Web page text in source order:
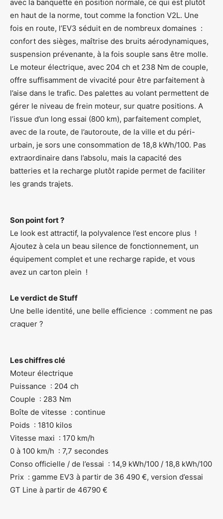
avec la banquette en position normale, ce qui est plutôt
en haut de la norme, tout comme la fonction V2L. Une
fois en route, l’EV3 séduit en de nombreux domaines :
confort des sièges, maîtrise des bruits aérodynamiques,
suspension prévenante, à la fois souple sans être molle.
Le moteur électrique, avec 204 ch et 238 Nm de couple,
offre suffisamment de vivacité pour être parfaitement à
l’aise dans le trafic. Des palettes au volant permettent de
gérer le niveau de frein moteur, sur quatre positions. A
l’issue d’un long essai (800 km), parfaitement complet,
avec de la route, de l’autoroute, de la ville et du péri-
urbain, je sors une consommation de 18,8 kWh/100. Pas
extraordinaire dans l’absolu, mais la capacité des
batteries et la recharge plutôt rapide permet de faciliter
les grands trajets.
Son point fort ?
Le look est attractif, la polyvalence l’est encore plus !
Ajoutez à cela un beau silence de fonctionnement, un
équipement complet et une recharge rapide, et vous
avez un carton plein !
Le verdict de Stuff
Une belle identité, une belle efficience : comment ne pas
craquer ?
Les chiffres clé
Moteur électrique
Puissance : 204 ch
Couple : 283 Nm
Boîte de vitesse : continue
Poids : 1810 kilos
Vitesse maxi : 170 km/h
0 à 100 km/h : 7,7 secondes
Conso officielle / de l’essai : 14,9 kWh/100 / 18,8 kWh/100
Prix : gamme EV3 à partir de 36 490 €, version d’essai
GT Line à partir de 46790 €